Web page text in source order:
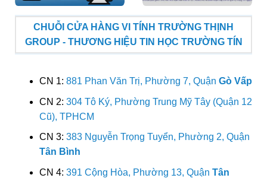
CHUỖI CỬA HÀNG VI TÍNH TRƯỜNG THỊNH
GROUP - THƯƠNG HIỆU TIN HỌC TRƯỜNG TÍN
CN 1: 881 Phan Văn Trị, Phường 7, Quận Gò Vấp
CN 2: 304 Tô Ký, Phường Trung Mỹ Tây (Quận 12
Cũ), TPHCM
CN 3: 383 Nguyễn Trọng Tuyển, Phường 2, Quận
Tân Bình
CN 4: 391 Cộng Hòa, Phường 13, Quận Tân